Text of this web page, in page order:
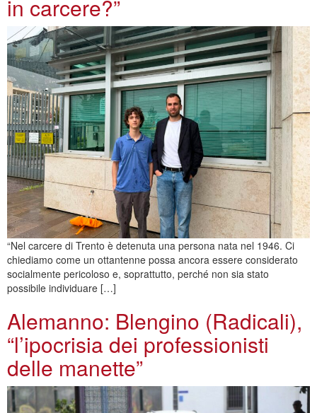
in carcere?”
“Nel carcere di Trento è detenuta una persona nata nel 1946. Ci
chiediamo come un ottantenne possa ancora essere considerato
socialmente pericoloso e, soprattutto, perché non sia stato
possibile individuare […]
Alemanno: Blengino (Radicali),
“l’ipocrisia dei professionisti
delle manette”